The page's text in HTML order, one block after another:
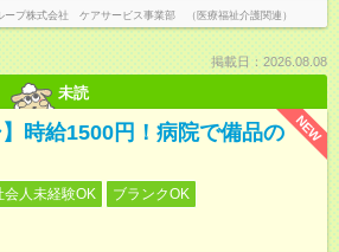
ープ株式会社 ケアサービス事業部 （医療福祉介護関連）
掲載日：2026.08.08
未読
NEW
】時給1500円！病院で備品の
会人未経験OK
ブランクOK